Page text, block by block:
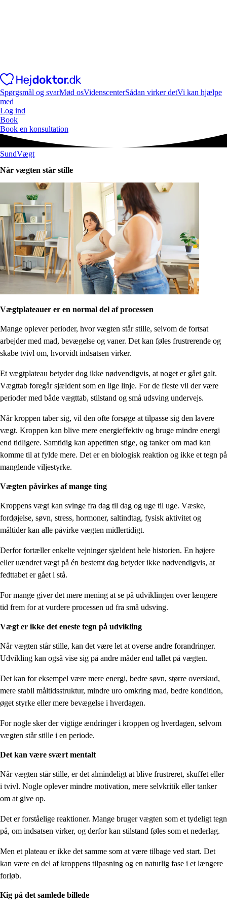
Spørgsmål og svarMød osVidenscenterSådan virker detVi kan hjælpe
med
Log ind
Book
Book en konsultation
SundVægt
Når vægten står stille
Vægtplateauer er en normal del af processen
Mange oplever perioder, hvor vægten står stille, selvom de fortsat
arbejder med mad, bevægelse og vaner. Det kan føles frustrerende og
skabe tvivl om, hvorvidt indsatsen virker.
Et vægtplateau betyder dog ikke nødvendigvis, at noget er gået galt.
Vægttab foregår sjældent som en lige linje. For de fleste vil der være
perioder med både vægttab, stilstand og små udsving undervejs.
Når kroppen taber sig, vil den ofte forsøge at tilpasse sig den lavere
vægt. Kroppen kan blive mere energieffektiv og bruge mindre energi
end tidligere. Samtidig kan appetitten stige, og tanker om mad kan
komme til at fylde mere. Det er en biologisk reaktion og ikke et tegn på
manglende viljestyrke.
Vægten påvirkes af mange ting
Kroppens vægt kan svinge fra dag til dag og uge til uge. Væske,
fordøjelse, søvn, stress, hormoner, saltindtag, fysisk aktivitet og
måltider kan alle påvirke vægten midlertidigt.
Derfor fortæller enkelte vejninger sjældent hele historien. En højere
eller uændret vægt på én bestemt dag betyder ikke nødvendigvis, at
fedttabet er gået i stå.
For mange giver det mere mening at se på udviklingen over længere
tid frem for at vurdere processen ud fra små udsving.
Vægt er ikke det eneste tegn på udvikling
Når vægten står stille, kan det være let at overse andre forandringer.
Udvikling kan også vise sig på andre måder end tallet på vægten.
Det kan for eksempel være mere energi, bedre søvn, større overskud,
mere stabil måltidsstruktur, mindre uro omkring mad, bedre kondition,
øget styrke eller mere bevægelse i hverdagen.
For nogle sker der vigtige ændringer i kroppen og hverdagen, selvom
vægten står stille i en periode.
Det kan være svært mentalt
Når vægten står stille, er det almindeligt at blive frustreret, skuffet eller
i tvivl. Nogle oplever mindre motivation, mere selvkritik eller tanker
om at give op.
Det er forståelige reaktioner. Mange bruger vægten som et tydeligt tegn
på, om indsatsen virker, og derfor kan stilstand føles som et nederlag.
Men et plateau er ikke det samme som at være tilbage ved start. Det
kan være en del af kroppens tilpasning og en naturlig fase i et længere
forløb.
Kig på det samlede billede